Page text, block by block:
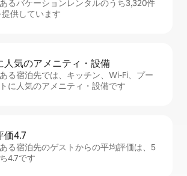
るバケーションレンタルのうち3,320件
供しています
人⁠気⁠のア⁠メ⁠ニ⁠テ⁠ィ・設⁠備
る宿泊先では、キッチン、Wi-Fi、プー
に人気のアメニティ・設備です
価4.7
る宿泊先のゲストからの平均評価は、5
4.7です